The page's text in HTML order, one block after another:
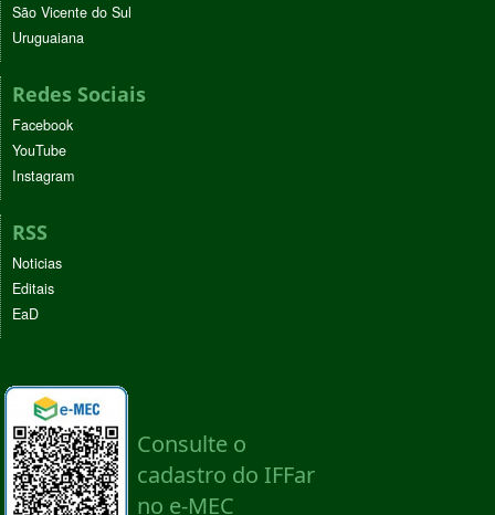
São Vicente do Sul
Uruguaiana
Redes Sociais
Facebook
YouTube
Instagram
RSS
Noticias
Editais
EaD